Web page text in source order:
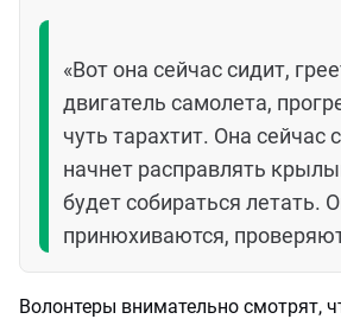
«Вот она сейчас сидит,
двигатель самолета,
чуть тарахтит. Она сейчас
начнет расправлять
будет собираться летать.
принюхиваются,
Волонтеры внимательно смотрят,